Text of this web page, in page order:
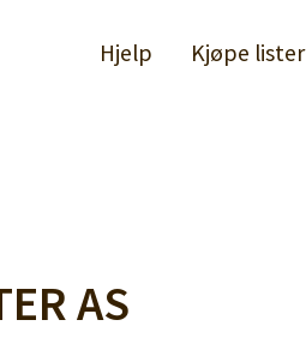
Hjelp Kjøpe lister
AS